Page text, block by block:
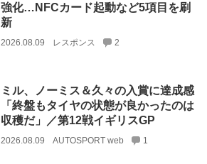
強化…NFCカード起動など5項目を刷
新
2026.08.09 レスポンス 2
ミル、ノーミス＆久々の入賞に達成感
「終盤もタイヤの状態が良かったのは
収穫だ」／第12戦イギリスGP
2026.08.09 AUTOSPORT web 1